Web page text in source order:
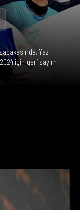
Yaz
için geri sayım